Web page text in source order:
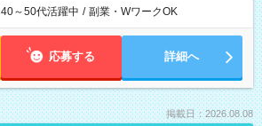
40～50代活躍中 / 副業・WワークOK
応募する 詳細へ
掲載日：2026.08.08